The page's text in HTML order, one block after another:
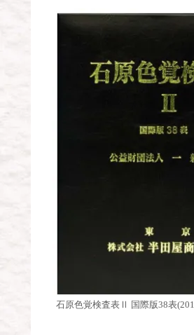
石原色覚検査表Ⅱ 国際版38表